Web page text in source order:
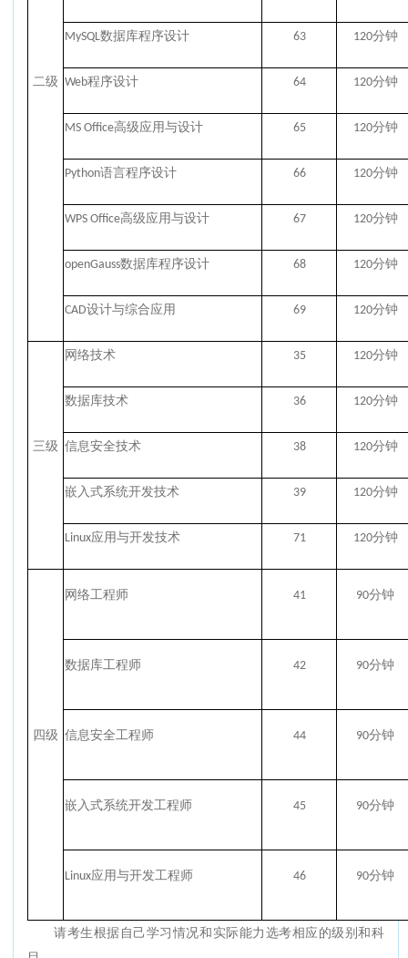
二级
MySQL数据库程序设计 63 120分钟
Web程序设计 64 120分钟
MS Office高级应用与设计 65 120分钟
Python语言程序设计 66 120分钟
WPS Office高级应用与设计 67 120分钟
openGauss数据库程序设计 68 120分钟
CAD设计与综合应用 69 120分钟
三级
网络技术 35 120分钟
数据库技术 36 120分钟
信息安全技术 38 120分钟
嵌入式系统开发技术 39 120分钟
Linux应用与开发技术 71 120分钟
四级
网络工程师 41 90分钟
数据库工程师 42 90分钟
信息安全工程师 44 90分钟
嵌入式系统开发工程师 45 90分钟
Linux应用与开发工程师 46 90分钟
请考生根据自己学习情况和实际能力选考相应的级别和科